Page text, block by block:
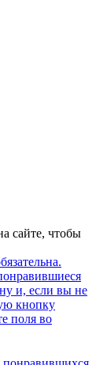
сайте, чтобы
и, если вы не
кнопку
поля во